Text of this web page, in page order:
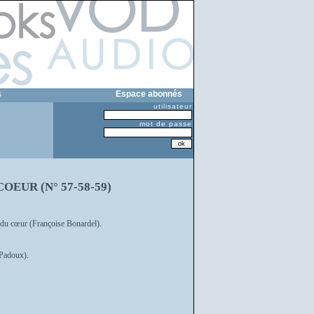
Espace abonnés
utilisateur
mot de passe
(N° 57-58-59)
cœur (Françoise Bonardel).